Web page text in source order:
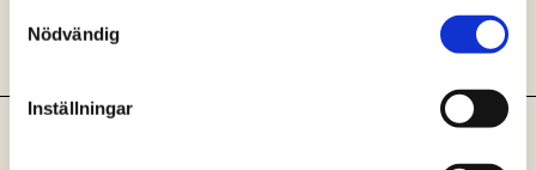
Nödvändig
Inställningar
på lagen. Låt stå i minst 1 timme.